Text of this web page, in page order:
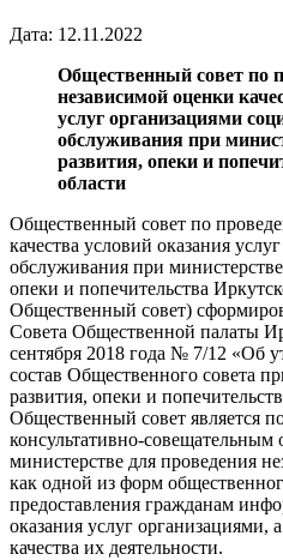
Дата: 12.11.2022
Общественный совет по
независимой оценки
услуг организациями
обслуживания при
развития, опеки и
области
Общественный совет по
качества условий оказания
обслуживания при
опеки и попечительства
Общественный совет)
Совета Общественной палаты
сентября 2018 года № 7/12 «Об
состав Общественного совета
развития, опеки и
Общественный совет является
консультативно-совещательным
министерстве для проведения
как одной из форм
предоставления гражданам
оказания услуг
качества их деятельности.